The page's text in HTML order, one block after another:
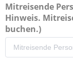
Mitreisende
Hinweis.
buchen.)